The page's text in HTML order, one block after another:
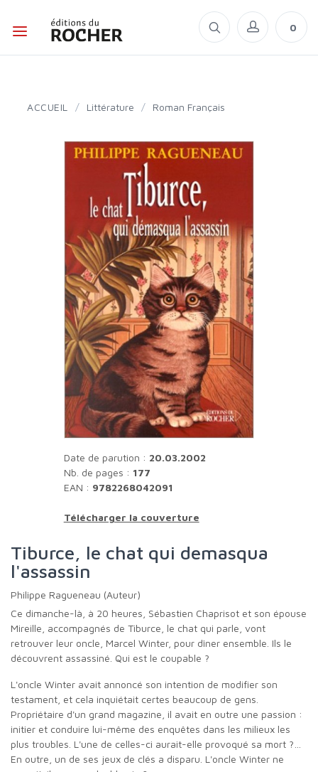
0
ACCUEIL / Littérature / Roman Français
Date de parution : 20.03.2002
Nb. de pages : 177
EAN : 9782268042091
Télécharger la couverture
Tiburce, le chat qui demasqua
l'assassin
Philippe Ragueneau (Auteur)
Ce dimanche-là, à 20 heures, Sébastien Chaprisot et son épouse
Mireille, accompagnés de Tiburce, le chat qui parle, vont
retrouver leur oncle, Marcel Winter, pour dîner ensemble. Ils le
découvrent assassiné. Qui est le coupable ?
L'oncle Winter avait annoncé son intention de modifier son
testament, et cela inquiétait certes beaucoup de gens.
Propriétaire d'un grand magazine, il avait en outre une passion :
initier et conduire lui-même des enquêtes dans les milieux les
plus troubles. L'une de celles-ci aurait-elle provoqué sa mort ?…
En outre, un de ses jeux de clés a disparu. L'oncle Winter ne